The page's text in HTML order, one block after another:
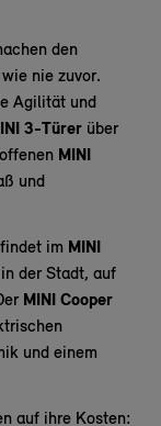
den
nie zuvor.
Agilität und
3-Türer über
MINI
und
im MINI
der Stadt, auf
MINI Cooper
und einem
auf ihre Kosten: